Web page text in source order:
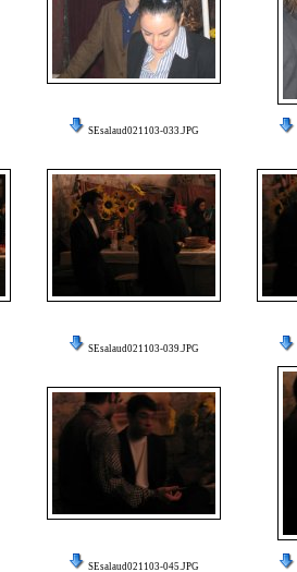
SEsalaud021103-033.JPG
SEsalaud021103-039.JPG
SEsalaud021103-045.JPG